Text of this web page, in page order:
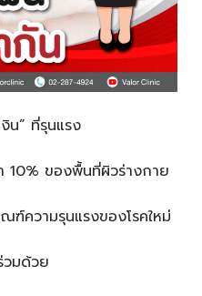
น” ที่รุนแรง
10% ของพื้นที่ผิวร่างกาย
ฑ์ความรุนแรงของโรคใหม่
มด้วย